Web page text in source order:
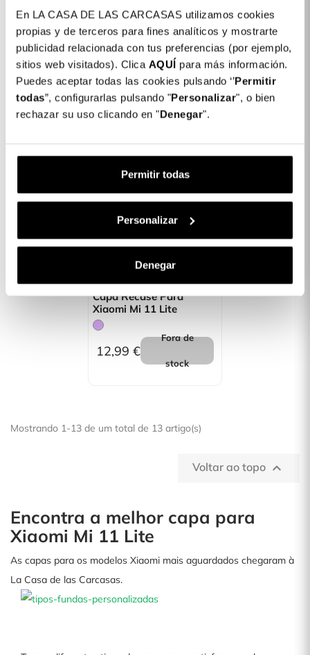
En LA CASA DE LAS CARCASAS utilizamos cookies
propias y de terceros para fines analíticos y mostrarte
publicidad relacionada con tus preferencias (por ejemplo,
sitios web visitados). Clica AQUÍ para más información.
Puedes aceptar todas las cookies pulsando ‘’Permitir
todas”, configurarlas pulsando "Personalizar", o bien
rechazar su uso clicando en "Denegar".
Permitir todas
Personalizar
Denegar
Capa Bumper Ultra
Suave Para Xiaomi Mi 11
Lite
14,99 €
Fora de
Capa Silicone Protetor
De Câmara Para Xiaomi
Mi 11 Lite
9,99 € Fora de stock
Capa Recase Para
Xiaomi Mi 11 Lite
12,99 €
Fora de
stock
Mostrando 1-13 de um total de 13 artigo(s)
Voltar ao topo 
Encontra a melhor capa para
Xiaomi Mi 11 Lite
As capas para os modelos Xiaomi mais aguardados chegaram à
La Casa de las Carcasas.